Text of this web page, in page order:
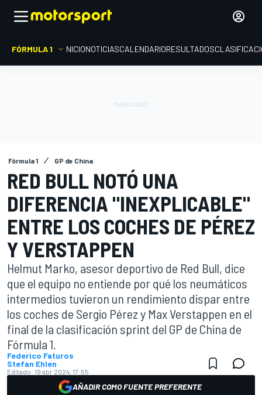
FÓRMULA 1 INICIONOTICIASCALENDARIORESULTADOS
Fórmula 1 GP de China
RED BULL NOTÓ UNA
DIFERENCIA "INEXPLICABLE"
ENTRE LOS COCHES DE PÉREZ
Y VERSTAPPEN
Helmut Marko, asesor deportivo de Red Bull, dice
que el equipo no entiende por qué los neumáticos
intermedios tuvieron un rendimiento dispar entre
los coches de Sergio Pérez y Max Verstappen en el
final de la clasificación sprint del GP de China de
Fórmula 1.
Federico Faturos
Stefan Ehlen
Editado: 19 abr 2024, 17:55
AÑADIR COMO FUENTE PREFERENTE